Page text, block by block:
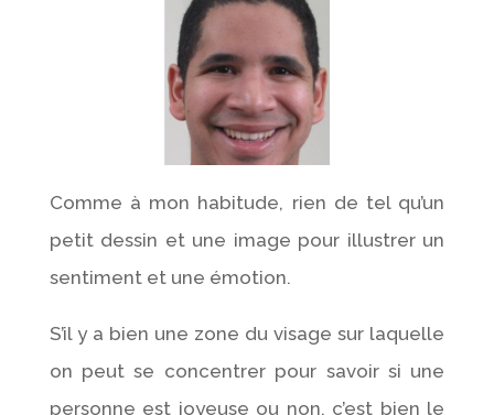
Comme à mon habitude, rien de tel qu’un
petit dessin et une image pour illustrer un
sentiment et une émotion.
S’il y a bien une zone du visage sur laquelle
on peut se concentrer pour savoir si une
personne est joyeuse ou non, c’est bien le